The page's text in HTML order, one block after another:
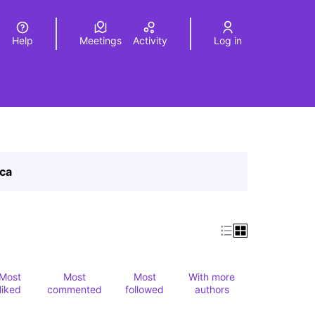
Elegir el idiomaChoose language
Help Meetings Activity Log in
Most
liked
Most
commented
Most
followed
With more
authors